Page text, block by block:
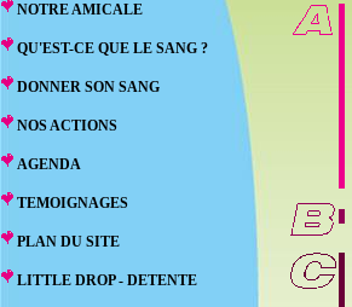
NOTRE AMICALE
QU'EST-CE QUE LE SANG ?
DONNER SON SANG
NOS ACTIONS
AGENDA
TEMOIGNAGES
PLAN DU SITE
LITTLE DROP - DETENTE